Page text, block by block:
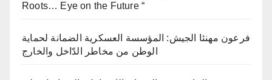
Roots… Eye on the Future “
فرعون مهنئا الجيش: المؤسسة العسكرية الضمانة لحماية
الوطن من مخاطر الدّاخل والخارج